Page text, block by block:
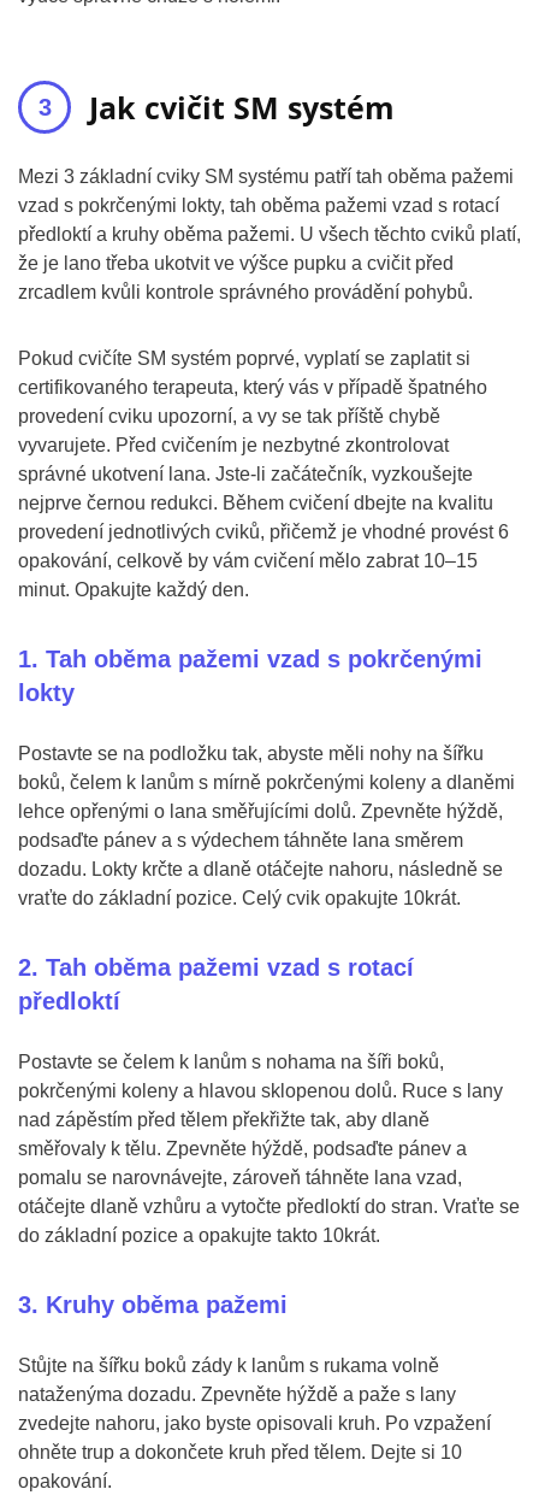
Jak cvičit SM systém
Mezi 3 základní cviky SM systému patří tah oběma pažemi
vzad s pokrčenými lokty, tah oběma pažemi vzad s rotací
předloktí a kruhy oběma pažemi. U všech těchto cviků platí,
že je lano třeba ukotvit ve výšce pupku a cvičit před
zrcadlem kvůli kontrole správného provádění pohybů.
Pokud cvičíte SM systém poprvé, vyplatí se zaplatit si
certifikovaného terapeuta, který vás v případě špatného
provedení cviku upozorní, a vy se tak příště chybě
vyvarujete. Před cvičením je nezbytné zkontrolovat
správné ukotvení lana. Jste-li začátečník, vyzkoušejte
nejprve černou redukci. Během cvičení dbejte na kvalitu
provedení jednotlivých cviků, přičemž je vhodné provést 6
opakování, celkově by vám cvičení mělo zabrat 10–15
minut. Opakujte každý den.
1. Tah oběma pažemi vzad s pokrčenými
lokty
Postavte se na podložku tak, abyste měli nohy na šířku
boků, čelem k lanům s mírně pokrčenými koleny a dlaněmi
lehce opřenými o lana směřujícími dolů. Zpevněte hýždě,
podsaďte pánev a s výdechem táhněte lana směrem
dozadu. Lokty krčte a dlaně otáčejte nahoru, následně se
vraťte do základní pozice. Celý cvik opakujte 10krát.
2. Tah oběma pažemi vzad s rotací
předloktí
Postavte se čelem k lanům s nohama na šíři boků,
pokrčenými koleny a hlavou sklopenou dolů. Ruce s lany
nad zápěstím před tělem překřižte tak, aby dlaně
směřovaly k tělu. Zpevněte hýždě, podsaďte pánev a
pomalu se narovnávejte, zároveň táhněte lana vzad,
otáčejte dlaně vzhůru a vytočte předloktí do stran. Vraťte se
do základní pozice a opakujte takto 10krát.
3. Kruhy oběma pažemi
Stůjte na šířku boků zády k lanům s rukama volně
nataženýma dozadu. Zpevněte hýždě a paže s lany
zvedejte nahoru, jako byste opisovali kruh. Po vzpažení
ohněte trup a dokončete kruh před tělem. Dejte si 10
opakování.